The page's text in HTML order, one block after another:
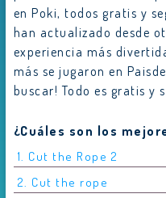
en Poki, todos gratis y
han actualizado desde
experiencia más
más se jugaron en
buscar! Todo es gratis y
¿Cuáles son los
1. Cut the Rope 2
2. Cut the rope